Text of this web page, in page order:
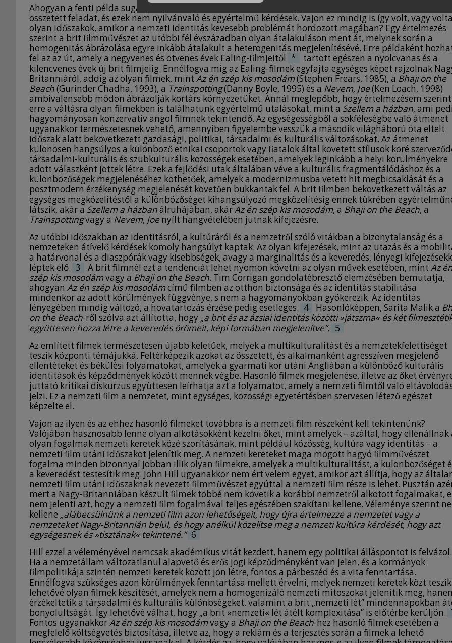
Ahogyan a fenti példa sugallja, olyan fogalmak kezelése, mint hagyomány és örökség, nemzeti és hazai,
összetett feladat, és ezek nem nyilvánvaló és egyértelmű kérdések. Vajon ez mindig is így volt, vagy
olyan időszakok, amikor a nemzeti identitás kevesebb problémát hordozott magában? Egy értelmezés
szerint a brit filmművészet az utóbbi fél évszázadban olyan átalakuláson ment át, melynek során a
homogenitás ábrázolása egyre inkább átalakult a heterogenitás megjelenítésévé. Erre példaként
fel az az út, amely a negyvenes és ötvenes évek Ealing-filmjeitől *
tartott egészen a nyolcvanas és a
kilencvenes évek új brit filmjeiig. Ennélfogva míg az Ealing-filmek egyfajta egységes képet rajzolnak
Britanniáról, addig az olyan filmek, mint Az én szép kis mosodám(Stephen Frears, 1985), a Bhaji on the
Beach(Gurinder Chadha, 1993), a Trainspotting(Danny Boyle, 1995) és a Nevem, Joe(Ken Loach, 1998)
ambivalensebb módon ábrázolják kortárs környezetüket. Annál meglepőbb, hogy értelmezésem szerint
erre a váltásra olyan filmekben is találhatunk egyértelmű utalásokat, mint a Szellem a házban, ami
hagyományosan konzervatív angol filmnek tekintendő. Az egységességből a sokféleségbe való átmenet
ugyanakkor természetesnek vehető, amennyiben figyelembe vesszük a második világháború óta eltelt
időszak alatt bekövetkezett gazdasági, politikai, társadalmi és kulturális változásokat. Az átmenet
különösen hangsúlyos a különböző etnikai csoportok vagy fiatalok által követett stílusok köré
társadalmi-kulturális és szubkulturális közösségek esetében, amelyek leginkább a helyi körülményekre
adott válaszként jöttek létre. Ezek a fejlődési utak általában véve a kulturális fragmentálódáshoz és a
különbözőségek megjelenéséhez köthetőek, amelyek a modernizmusba vetett hit megbicsaklását és a
posztmodern érzékenység megjelenését követően bukkantak fel. A brit filmben bekövetkezett váltás az
egységes megközelítéstől a különbözőséget kihangsúlyozó megközelítésig ennek tükrében
látszik, akár a Szellem a házbanálruhájában, akárAz én szép kis mosodám, a Bhaji on the Beach, a
Trainspottingvagy a Nevem, Joenyílt hangvételében jutnak kifejezésre.
Az utóbbi időszakban az identitásról, a kultúráról és a nemzetről szóló vitákban a bizonytalanság és a
nemzeteken átívelő kérdések komoly hangsúlyt kaptak. Az olyan kifejezések, mint az utazás és a
a határvonal és a diaszpórák vagy kisebbségek, avagy a marginalitás és a keveredés, lényegi
léptek elő. 3 A brit filmnél ezt a tendenciát lehet nyomon követni az olyan művek esetében, mint Az
szép kis mosodámvagy a Bhaji on the Beach. Tim Corrigan gondolatébresztő elemzésében bemutatja,
ahogyan Az én szép kis mosodámcímű filmben az otthon biztonsága és az identitás stabilitása
mindenkor az adott körülmények függvénye, s nem a hagyományokban gyökerezik. Az identitás
lényegében mindig változó, a hovatartozás érzése pedig esetleges. 4 Hasonlóképpen, Sarita Malik a
on the Beach-ről szólva azt állította, hogy „a brit és az ázsiai identitás közötti »játszma« és két
együttesen hozza létre a keveredés örömeit, képi formában megjelenítve”. 5
Az említett filmek természetesen újabb keletűek, melyek a multikulturalitást és a nemzetekfelettiséget
teszik központi témájukká. Feltérképezik azokat az összetett, és alkalmanként agresszíven megjelenő
ellentéteket és békülési folyamatokat, amelyek a gyarmati kor utáni Angliában a különböző kulturális
identitások és képződmények között mennek végbe. Hasonló filmek megjelenése, illetve az őket
juttató kritikai diskurzus együttesen leírhatja azt a folyamatot, amely a nemzeti filmtől való
jelzi. Ez a nemzeti film a nemzetet, mint egységes, közösségi egyetértésben szervesen létező egészet
képzelte el.
Vajon az ilyen és az ehhez hasonló filmeket továbbra is a nemzeti film részeként kell tekintenünk?
Valójában hasznosabb lenne olyan alkotásokként kezelni őket, mint amelyek – azáltal, hogy ellenállnak
olyan fogalmak nemzeti keretek közé szorításának, mint például közösség, kultúra vagy identitás – a
nemzeti film utáni időszakot jelenítik meg. A nemzeti kereteket maga mögött hagyó filmművészet
fogalma minden bizonnyal jobban illik olyan filmekre, amelyek a multikulturalitást, a különbözőséget
a keveredést testesítik meg. John Hill ugyanakkor nem ért velem egyet, amikor azt állítja, hogy az
nemzeti film utáni időszaknak nevezett filmművészet egyúttal a nemzeti film része is lehet. Pusztán
mert a Nagy-Britanniában készült filmek többé nem követik a korábbi nemzetről alkotott fogalmakat,
nem jelenti azt, hogy a nemzeti film fogalmával teljes egészében szakítani kellene. Véleménye szerint
kellene „alábecsülnünk a nemzeti film azon lehetőségeit, hogy újra értelmezze a nemzetet vagy a
nemzeteket Nagy-Britannián belül, és hogy anélkül közelítse meg a nemzeti kultúra kérdését, hogy azt
egységesnek és »tisztának« tekintené.” 6
Hill ezzel a véleményével nemcsak akadémikus vitát kezdett, hanem egy politikai álláspontot is felvázol.
Ha a nemzetállam változatlanul alapvető és erős jogi képződményként van jelen, és a kormányok
filmpolitikája szintén nemzeti keretek között jön létre, fontos a párbeszéd és a vita fenntartása.
Ennélfogva szükséges azon körülmények fenntartása mellett érvelni, melyek nemzeti keretek közt teszik
lehetővé olyan filmek készítését, amelyek nem a homogenizáló nemzeti mítoszokat jelenítik meg,
érzékeltetik a társadalmi és kulturális különbségeket, valamint a brit „nemzeti lét” mindennapokban
bonyolultságát. Így lehetővé válhat, hogy „a brit »nemzeti« lét átélt komplexitása” is előtérbe kerüljön.
Fontos ugyanakkorAz én szép kis mosodámvagy a Bhaji on the Beach-hez hasonló filmek esetében a
megfelelő költségvetés biztosítása, illetve az, hogy a reklám és a terjesztés során a filmek a lehető